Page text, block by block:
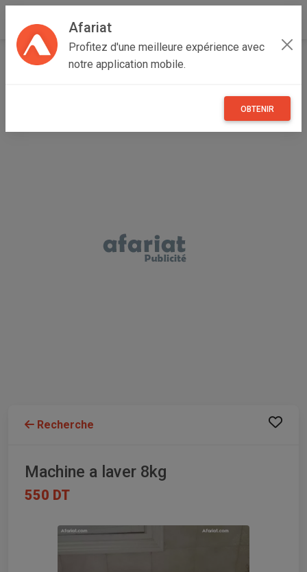
Afariat
Profitez d'une meilleure expérience avec
notre application mobile.
OBTENIR
Accueil Maisons et enfants Grand Centre
Recherche
Machine a laver 8kg
550 DT